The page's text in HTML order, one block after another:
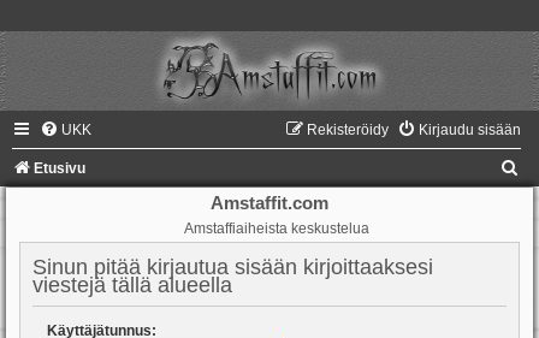
UKK Kirjaudu sisään
Rekisteröidy
Etusivu
Amstaffit.com
Amstaffiaiheista keskustelua
Sinun pitää kirjautua sisään kirjoittaaksesi
viestejä tällä alueella
Käyttäjätunnus: